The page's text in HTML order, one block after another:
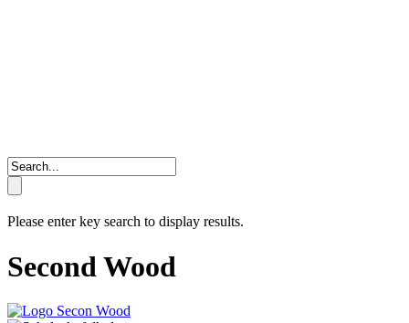
Please enter key search to display results.
Second Wood